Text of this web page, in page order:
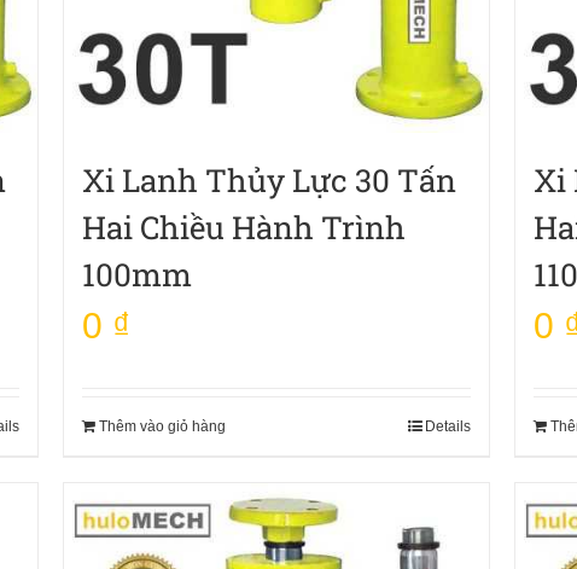
Xi Lanh Thủy Lực 30 Tấn
Hai Chiều Hành Trình
100mm
0 ₫
Thêm vào giỏ hàng Details
Xi
0